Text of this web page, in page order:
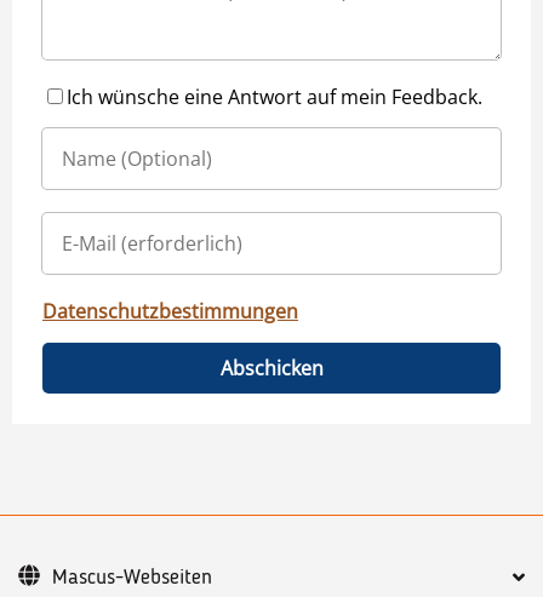
Ich wünsche eine Antwort auf mein Feedback.
Datenschutzbestimmungen
Abschicken
Mascus-Webseiten